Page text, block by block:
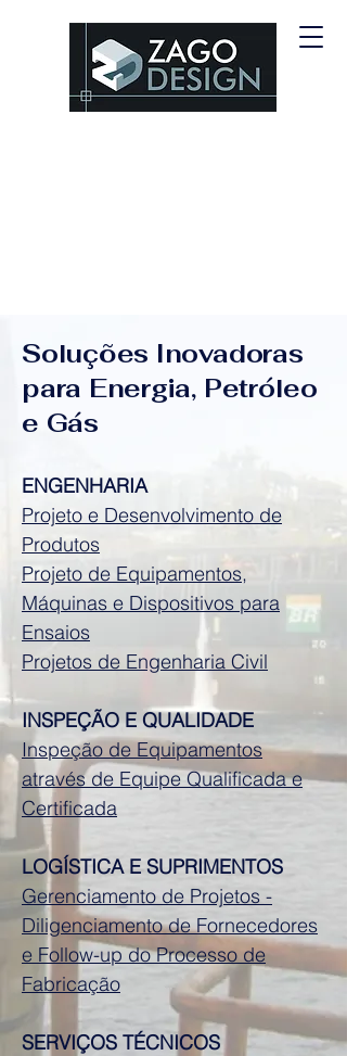
Soluções Inovadoras
para Energia, Petróleo
e Gás
ENGENHARIA
Projeto e Desenvolvimento de
Produtos
Projeto de Equipamentos,
Máquinas e Dispositivos para
Ensaios
Projetos de Engenharia Civil
INSPEÇÃO E QUALIDADE
Inspeção de Equipamentos
através de Equipe Qualificada e
Certificada
LOGÍSTICA E SUPRIMENTOS
Gerenciamento de Projetos -
Diligenciamento de Fornecedores
e Follow-up do Processo de
Fabricação
SERVIÇOS TÉCNICOS